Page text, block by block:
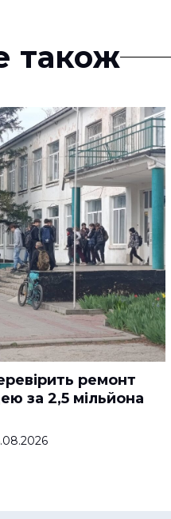
також
ремонт
за 2,5 мільйона